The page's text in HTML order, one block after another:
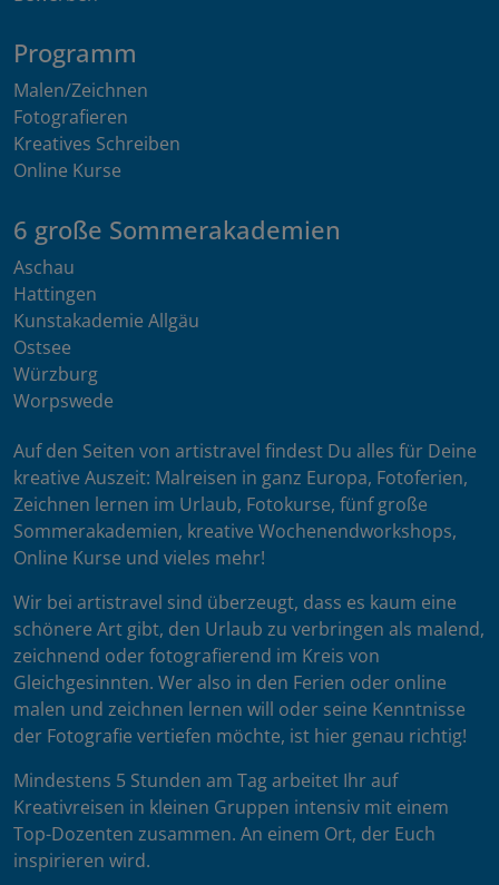
Programm
Malen/Zeichnen
Fotografieren
Kreatives Schreiben
Online Kurse
6 große Sommerakademien
Aschau
Hattingen
Kunstakademie Allgäu
Ostsee
Würzburg
Worpswede
Auf den Seiten von artistravel findest Du alles für Deine
kreative Auszeit: Malreisen in ganz Europa, Fotoferien,
Zeichnen lernen im Urlaub, Fotokurse, fünf große
Sommerakademien, kreative Wochenendworkshops,
Online Kurse und vieles mehr!
Wir bei artistravel sind überzeugt, dass es kaum eine
schönere Art gibt, den Urlaub zu verbringen als malend,
zeichnend oder fotografierend im Kreis von
Gleichgesinnten. Wer also in den Ferien oder online
malen und zeichnen lernen will oder seine Kenntnisse
der Fotografie vertiefen möchte, ist hier genau richtig!
Mindestens 5 Stunden am Tag arbeitet Ihr auf
Kreativreisen in kleinen Gruppen intensiv mit einem
Top-Dozenten zusammen. An einem Ort, der Euch
inspirieren wird.